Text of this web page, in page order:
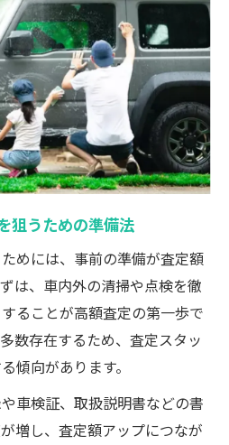
狙うための準備法
めには、事前の準備が査定額
は、車内外の清掃や点検を徹
ることが高額査定の第一歩で
数存在するため、査定スタッ
傾向があります。
車検証、取扱説明書などの書
増し、査定額アップにつなが